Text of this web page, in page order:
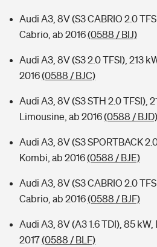
Audi A3, 8V (S3 CABRIO 2.0
Cabrio, ab 2016(0588 / BIJ)
Audi A3, 8V (S3 2.0 TFSI), 213
2016(0588 / BJC)
Audi A3, 8V (S3 STH 2.0 TFSI),
Limousine, ab 2016(0588 / BJD)
Audi A3, 8V (S3 SPORTBACK
Kombi, ab 2016(0588 / BJE)
Audi A3, 8V (S3 CABRIO 2.0
Cabrio, ab 2016(0588 / BJF)
Audi A3, 8V (A3 1.6 TDI), 85
2017(0588 / BLF)